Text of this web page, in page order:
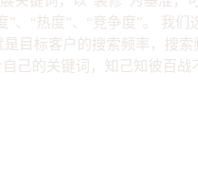
、“热度”、“竞争度”。 我
目标客户的搜索频率，搜
己的关键词，知己知彼百